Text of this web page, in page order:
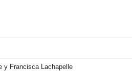
y Francisca Lachapelle